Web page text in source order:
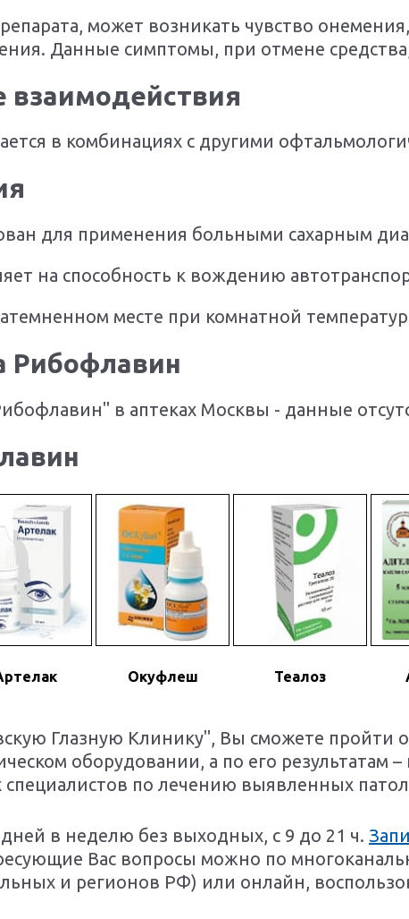
может возникать чувство
Данные симптомы, при отмене
взаимодействия
в комбинациях с другими
для применения больными сахарным
на способность к вождению
месте при комнатной
Рибофлавин
в аптеках Москвы - данные
Окуфлеш Теалоз
Глазную Клинику", Вы сможете пройти
оборудовании, а по его результатам
по лечению выявленных
в неделю без выходных, с 9 до 21 ч.
Вас вопросы можно по
и регионов РФ) или онлайн,